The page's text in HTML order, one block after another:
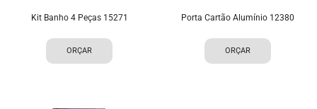
Kit Banho 4 Peças 15271
ORÇAR
Porta Cartão Alumínio 12380
ORÇAR